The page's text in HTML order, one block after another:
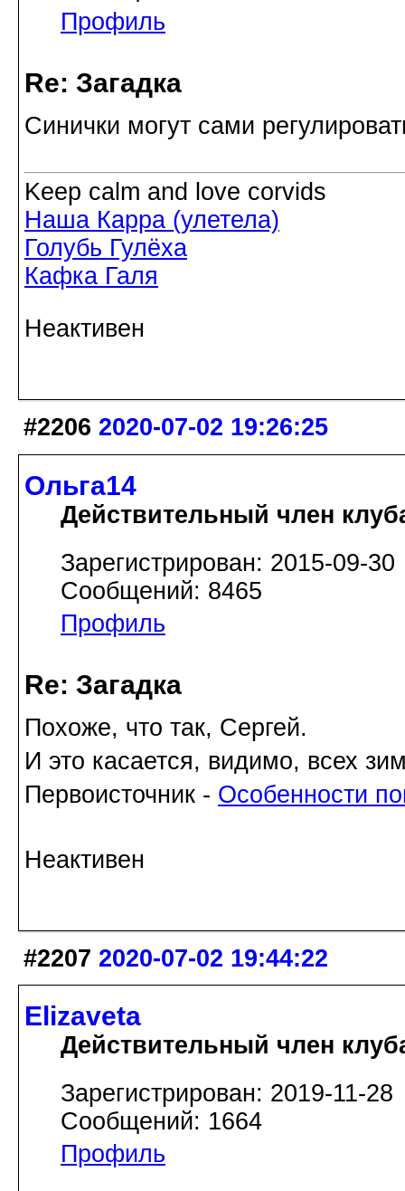
Профиль
Re: Загадка
Синички могут сами
Keep calm and love corvids
Наша Карра (улетела)
Голубь Гулёха
Кафка Галя
Неактивен
#2206 2020-07-02 19:26:25
Ольга14
Действительный член
Зарегистрирован: 2015-09-30
Сообщений: 8465
Профиль
Re: Загадка
Похоже, что так, Сергей.
И это касается, видимо, всех
Первоисточник - Особенности
Неактивен
#2207 2020-07-02 19:44:22
Elizaveta
Действительный член
Зарегистрирован: 2019-11-28
Сообщений: 1664
Профиль